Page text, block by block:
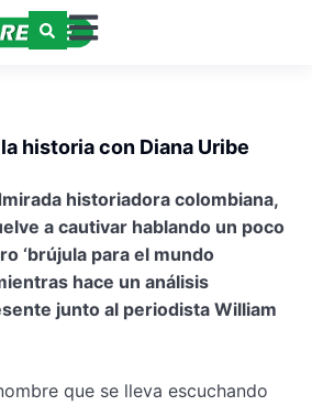
historia con Diana Uribe
historiadora colombiana,
a cautivar hablando un poco
‘brújula para el mundo
hace un análisis
junto al periodista William
que se lleva escuchando